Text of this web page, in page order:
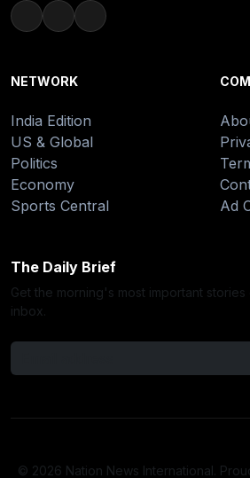
NETWORK
India Edition
US & Global
Politics
Economy
Sports Central
Ad
The Daily Brief
Get the morning's most important
inbox.
© 2026 Nation News International.